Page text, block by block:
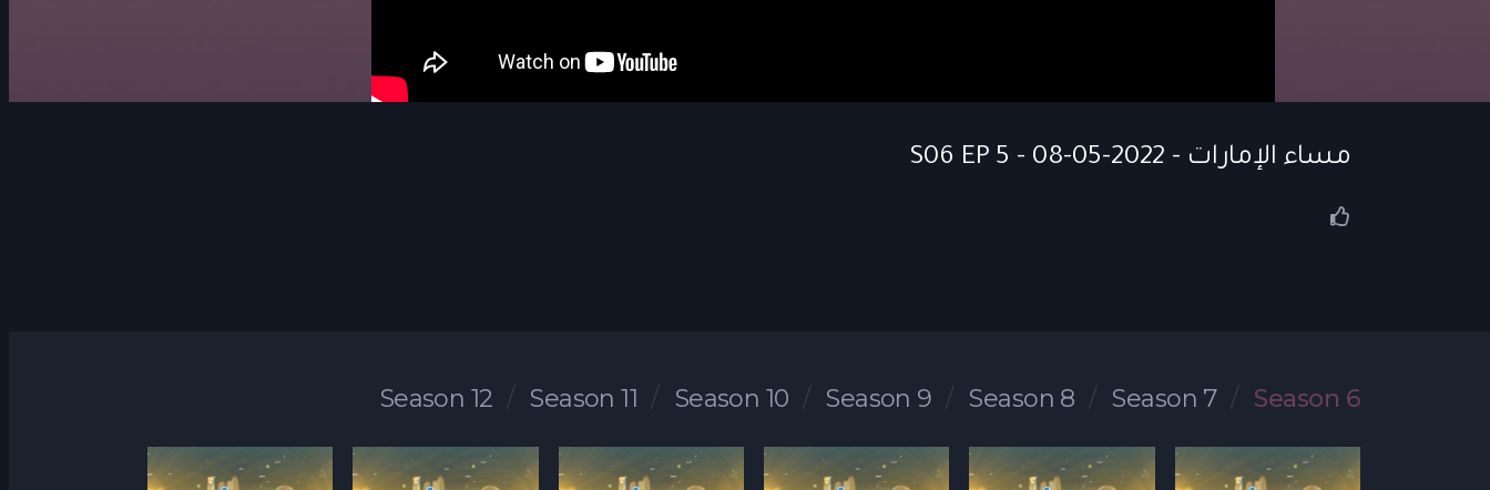
مساء الإمارات - S06 EP 5 - 08-05-2022
Season 6
Season 7
Season 8
Season 9
Season 10
Season 11
Season 12